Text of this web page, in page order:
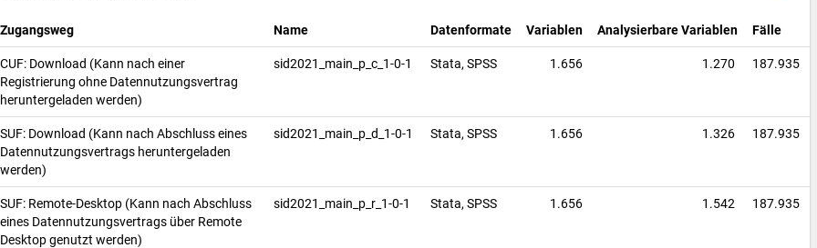
Zugangsweg Name Datenformate Variablen Analysierbare Variablen Fälle
CUF: Download (Kann nach einer
Registrierung ohne Datennutzungsvertrag
heruntergeladen werden)
sid2021_main_p_c_1-0-1 Stata, SPSS 1.656 1.270 187.935
SUF: Download (Kann nach Abschluss eines
Datennutzungsvertrags heruntergeladen
werden)
sid2021_main_p_d_1-0-1 Stata, SPSS 1.656 1.326 187.935
SUF: Remote-Desktop (Kann nach Abschluss
eines Datennutzungsvertrags über Remote
Desktop genutzt werden)
sid2021_main_p_r_1-0-1 Stata, SPSS 1.656 1.542 187.935